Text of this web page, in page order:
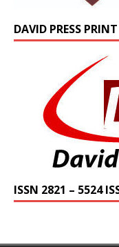
DAVID PRESS PRINT
ISSN 2821 – 5524